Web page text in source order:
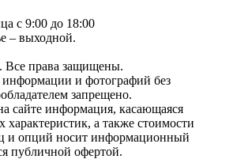
с 9:00 до 18:00
– выходной.
права защищены.
информации и фотографий без
запрещено.
сайте информация, касающаяся
характеристик, а также стоимости
и опций носит информационный
публичной офертой.